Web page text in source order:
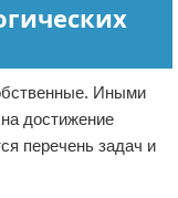
Иными
достижение
перечень задач и